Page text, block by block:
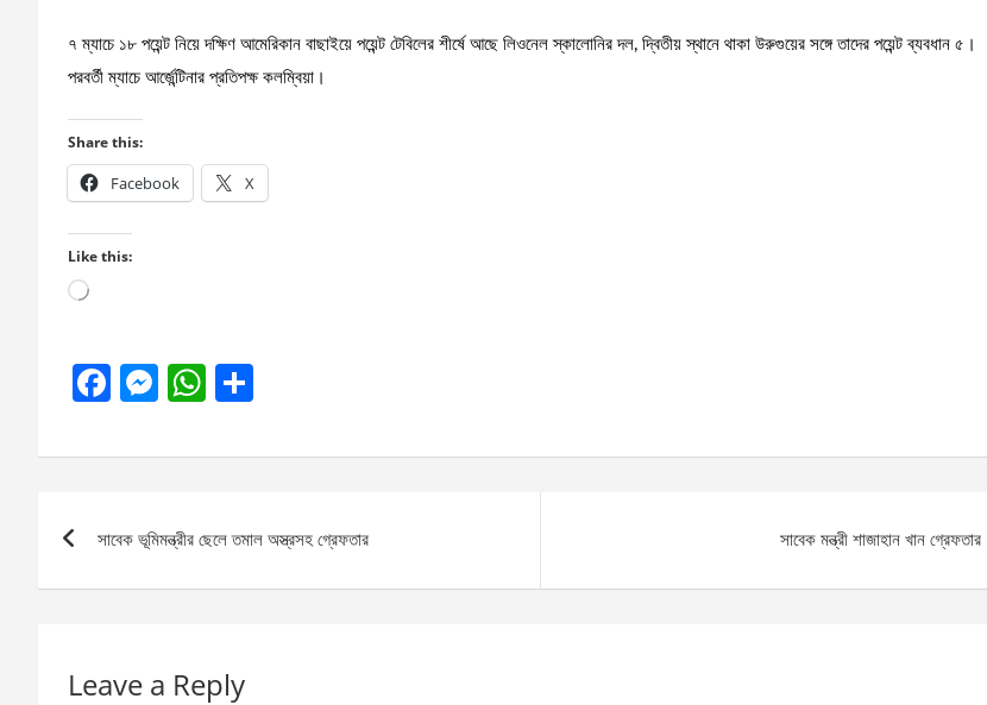
৭ ম্যাচে ১৮ পয়েন্ট নিয়ে দক্ষিণ আমেরিকান বাছাইয়ে পয়েন্ট টেবিলের শীর্ষে আছে লিওনেল স্কালোনির দল, দ্বিতীয় স্থানে থাকা উরুগুয়ের সঙ্গে তাদের পয়েন্ট ব্যবধান ৫।
পরবর্তী ম্যাচে আর্জেন্টিনার প্রতিপক্ষ কলম্বিয়া।
Share this:
Facebook X
Like this:
Loading…
F
ce
o
M
se
g
W
at
A
ar
navigation
সাবেক ভূমিমন্ত্রীর ছেলে তমাল অস্ত্রসহ গ্রেফতার সাবেক মন্ত্রী শাজাহান খান গ্রেফতার
Leave a Reply